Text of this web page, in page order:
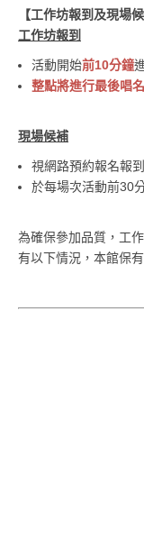
【工作坊報到及現場
工作坊報到
活動開始前10分鐘
整點將進行最後唱
現場候補
視網路預約報名報
於每場次活動前30
為確保參加品質，工
有以下情況，本館保